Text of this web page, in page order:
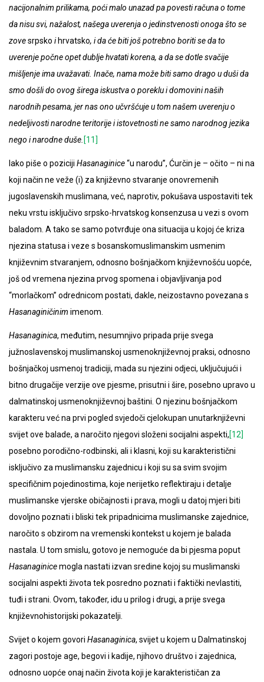
nacijonalnim prilikama, poći malo unazad pa povesti računa o tome
da nisu svi, nažalost, našega uverenja o jedinstvenosti onoga što se
zovesrpsko i hrvatsko, i da će biti još potrebno boriti se da to
uverenje počne opet dublje hvatati korena, a da se dotle svačije
mišljenje ima uvažavati. Inače, nama može biti samo drago u duši da
smo došli do ovog širega iskustva o poreklu i domovini naših
narodnih pesama, jer nas ono učvršćuje u tom našem uverenju o
nedeljivosti narodne teritorije i istovetnosti ne samo narodnog jezika
nego i narodne duše. [11]
Iako piše o poziciji Hasanaginice“u narodu”, Ćurčin je – očito – ni na
koji način ne veže (i) za književno stvaranje onovremenih
jugoslavenskih muslimana, već, naprotiv, pokušava uspostaviti tek
neku vrstu isključivo srpsko-hrvatskog konsenzusa u vezi s ovom
baladom. A tako se samo potvrđuje ona situacija u kojoj će kriza
njezina statusa i veze s bosanskomuslimanskim usmenim
književnim stvaranjem, odnosno bošnjačkom književnošću uopće,
još od vremena njezina prvog spomena i objavljivanja pod
“morlačkom” odrednicom postati, dakle, neizostavno povezana s
Hasanaginičinim imenom.
Hasanaginica, međutim, nesumnjivo pripada prije svega
južnoslavenskoj muslimanskoj usmenoknjiževnoj praksi, odnosno
bošnjačkoj usmenoj tradiciji, mada su njezini odjeci, uključujući i
bitno drugačije verzije ove pjesme, prisutni i šire, posebno upravo u
dalmatinskoj usmenoknjiževnoj baštini. O njezinu bošnjačkom
karakteru već na prvi pogled svjedoči cjelokupan unutarknjiževni
svijet ove balade, a naročito njegovi složeni socijalni aspekti,[12]
posebno porodično-rodbinski, ali i klasni, koji su karakteristični
isključivo za muslimansku zajednicu i koji su sa svim svojim
specifičnim pojedinostima, koje nerijetko reflektiraju i detalje
muslimanske vjerske običajnosti i prava, mogli u datoj mjeri biti
dovoljno poznati i bliski tek pripadnicima muslimanske zajednice,
naročito s obzirom na vremenski kontekst u kojem je balada
nastala. U tom smislu, gotovo je nemoguće da bi pjesma poput
Hasanaginicemogla nastati izvan sredine kojoj su muslimanski
socijalni aspekti života tek posredno poznati i faktički nevlastiti,
tuđi i strani. Ovom, također, idu u prilog i drugi, a prije svega
književnohistorijski pokazatelji.
Svijet o kojem govori Hasanaginica, svijet u kojem u Dalmatinskoj
zagori postoje age, begovi i kadije, njihovo društvo i zajednica,
odnosno uopće onaj način života koji je karakterističan za